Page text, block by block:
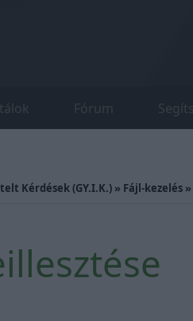
Fórum
Kérdések (GY.I.K.) » Fájl-kezelés »